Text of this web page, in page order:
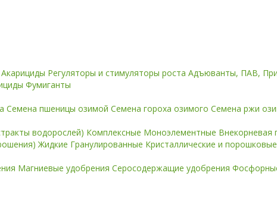
Акарициды Регуляторы и стимуляторы роста Адъюванты, ПАВ,
Фумиганты
Семена пшеницы озимой Семена гороха озимого Семена ржи
водорослей) Комплексные Моноэлементные Внекорневая
Жидкие Гранулированные Кристаллические и
Магниевые удобрения Серосодержащие удобрения